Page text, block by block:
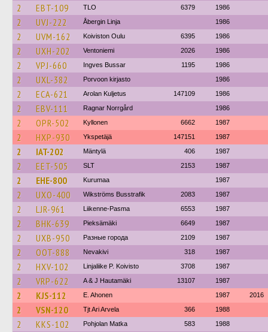
2 EBT-109 TLO 6379 1986
2 UVJ-222 Åbergin Linja 1986
2 UVM-162 Koiviston Oulu 6395 1986
2 UXH-202 Ventoniemi 2026 1986
2 VPJ-660 Ingves Bussar 1195 1986
2 UXL-382 Porvoon kirjasto 1986
2 ECA-621 Arolan Kuljetus 147109 1986
2 EBV-111 Ragnar Norrgård 1986
2 OPR-502 Kyllonen 6662 1987
2 HXP-930 Ykspetäjä 147151 1987
2 IAT-202 Mäntylä 406 1987
2 EET-505 SLT 2153 1987
2 EHE-800 Kurumaa 1987
2 UXO-400 Wikströms Busstrafik 2083 1987
2 LJR-961 Liikenne-Pasma 6553 1987
2 BHK-639 Pieksämäki 6649 1987
2 UXB-950 Разные города 2109 1987
2 OOT-888 Nevakivi 318 1987
2 HXV-102 Linjaliike P. Koivisto 3708 1987
2 VRP-622 A & J Hautamäki 13107 1987
2 KJS-112 E. Ahonen 1987 2016
2 VSN-120 Tjt Ari Arvela 366 1988
2 KKS-102 Pohjolan Matka 583 1988